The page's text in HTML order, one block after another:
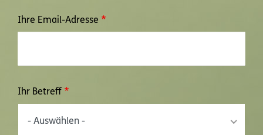
Ihre Email-Adresse
Ihr Betreff
- Auswählen -